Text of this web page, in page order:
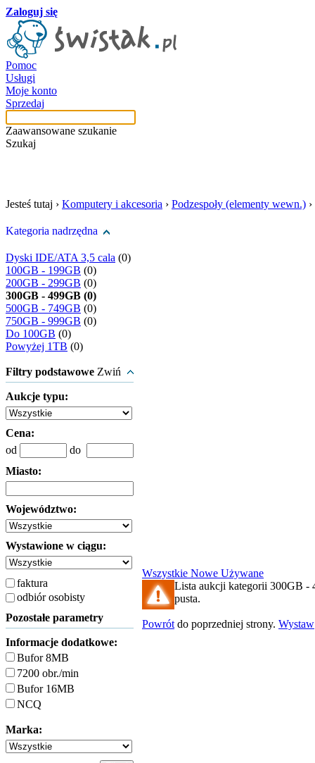
Zaloguj się
Pomoc
Usługi
Moje konto
Sprzedaj
Zaawansowane szukanie
Szukaj
Jesteś tutaj › Komputery i akcesoria › Podzespoły (elementy wewn.) ›
Kategoria nadrzędna
Dyski IDE/ATA 3,5 cala (0)
100GB - 199GB (0)
200GB - 299GB (0)
300GB - 499GB (0)
500GB - 749GB (0)
750GB - 999GB (0)
Do 100GB (0)
Powyżej 1TB (0)
Filtry podstawowe Zwiń
Aukcje typu:
Cena:
od
do
Miasto:
Województwo:
Wystawione w ciągu:
faktura
odbiór osobisty
Pozostałe parametry
Informacje dodatkowe:
Bufor 8MB
7200 obr./min
Bufor 16MB
NCQ
Marka:
Wszystkie Nowe Używane
Lista aukcji kategorii 300GB -
pusta.
Powrót do poprzedniej strony. Wystaw